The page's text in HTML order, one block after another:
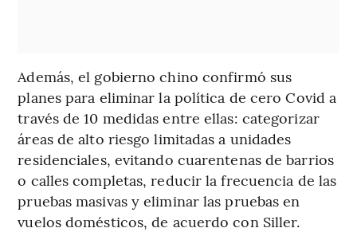
Además, el gobierno chino confirmó sus
planes para eliminar la política de cero Covid a
través de 10 medidas entre ellas: categorizar
áreas de alto riesgo limitadas a unidades
residenciales, evitando cuarentenas de barrios
o calles completas, reducir la frecuencia de las
pruebas masivas y eliminar las pruebas en
vuelos domésticos, de acuerdo con Siller.